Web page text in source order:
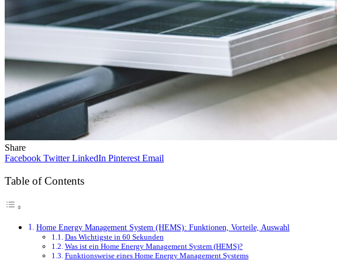
Share
Facebook Twitter LinkedIn Pinterest Email
Table of Contents
Home Energy Management System (HEMS): Funktionen, Vorteile, Auswahl
Das Wichtigste in 60 Sekunden
Was ist ein Home Energy Management System (HEMS)?
Funktionsweise eines Home Energy Management Systems